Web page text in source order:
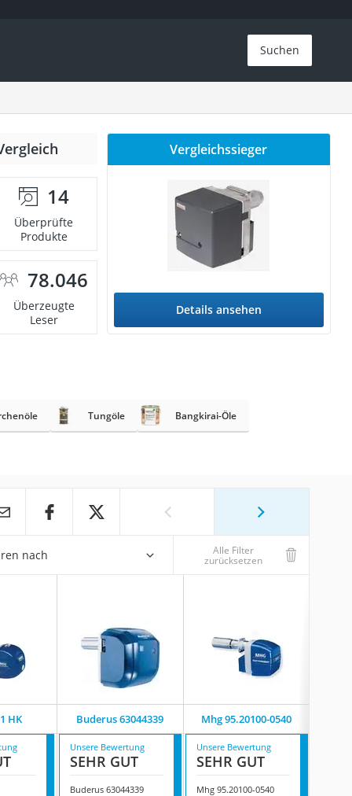
Suchen
14
Überprüfte
Produkte
78.046
Überzeugte
Leser
Vergleichssieger
Details ansehen
Tungöle Bangkirai-Öle
nach Alle Filter
zurücksetzen
HK Buderus 63044339 Mhg 95.20100-0540
Unsere Bewertung
SEHR GUT
Buderus 63044339
Unsere Bewertung
SEHR GUT
Mhg 95.20100-0540